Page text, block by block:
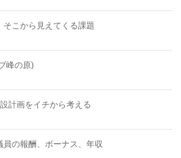
こから見えてくる課題
峰の原)
計画をイチから考える
の報酬、ボーナス、年収